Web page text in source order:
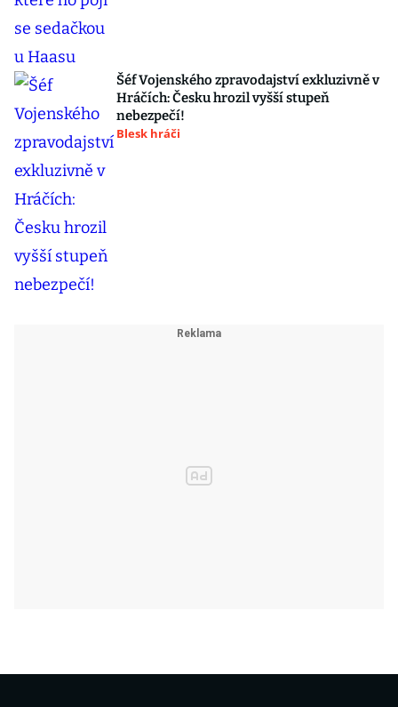
Šéf Vojenského zpravodajství exkluzivně v
Hráčích: Česku hrozil vyšší stupeň
nebezpečí!
Blesk hráči